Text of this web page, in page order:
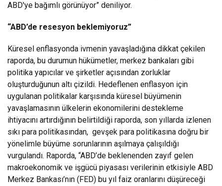
ABD'ye bağımlı görünüyor” deniliyor.
“ABD’de resesyon beklemiyoruz”
Küresel enflasyonda ivmenin yavaşladığına dikkat çekilen
raporda, bu durumun hükümetler, merkez bankaları gibi
politika yapıcılar ve şirketler açısından zorluklar
oluşturduğunun altı çizildi. Hedeflenen enflasyon için
uygulanan politikalar karşısında küresel büyümenin
yavaşlamasının ülkelerin ekonomilerini destekleme
ihtiyacını artırdığının belirtildiği raporda, son yıllarda izlenen
sıkı para politikasından, gevşek para politikasına doğru bir
yönelimle büyüme sorunlarının aşılmaya çalışıldığı
vurgulandı. Raporda, “ABD’de beklenenden zayıf gelen
makroekonomik ve işgücü piyasası verilerinin etkisiyle ABD
Merkez Bankası’nın (FED) bu yıl faiz oranlarını düşüreceği